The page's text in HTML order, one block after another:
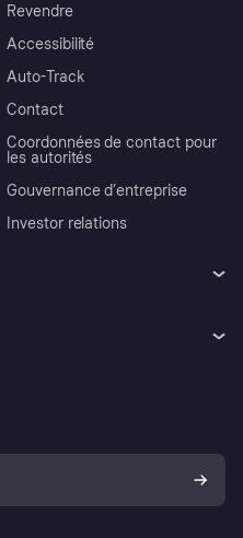
Revendre
Accessibilité
Auto-Track
Contact
Coordonnées de contact pour
les autorités
Gouvernance d’entreprise
Investor relations